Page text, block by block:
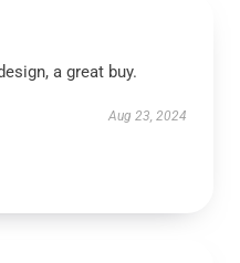
a great buy.
Aug 23, 2024